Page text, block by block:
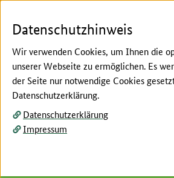
Hier beginnt der Hauptinhalt dieser Seite
Leguminosen für die
Datenschutzhinweis
Wir verwenden Cookies, um Ihnen die
unserer Webseite zu ermöglichen. Es
der Seite nur notwendige Cookies
Datenschutzerklärung.
Datenschutzerklärung
Impressum